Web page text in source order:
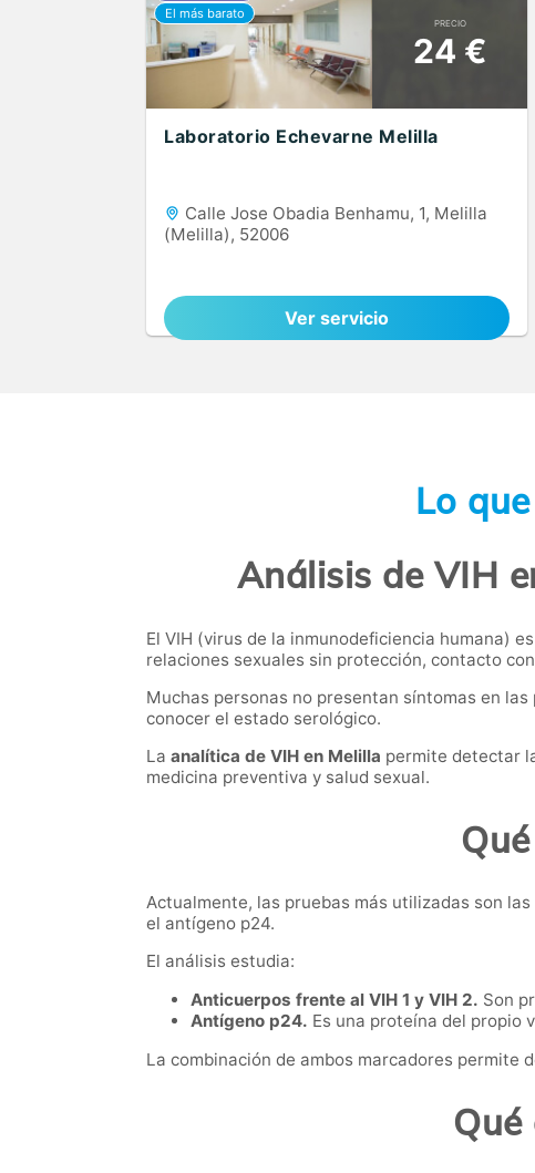
PRECIO
24 €
Laboratorio Echevarne Melilla
Calle Jose Obadia Benhamu, 1, Melilla
(Melilla), 52006
Ver servicio
Lo
Análisis de VIH
El VIH (virus de la inmunodeficiencia humana)
relaciones sexuales sin protección, contacto
Muchas personas no presentan síntomas en
conocer el estado serológico.
La analítica de VIH en Melilla permite detectar
medicina preventiva y salud sexual.
Actualmente, las pruebas más utilizadas son
el antígeno p24.
El análisis estudia:
Anticuerpos frente al VIH 1 y VIH 2. Son
Antígeno p24. Es una proteína del propio
La combinación de ambos marcadores permite